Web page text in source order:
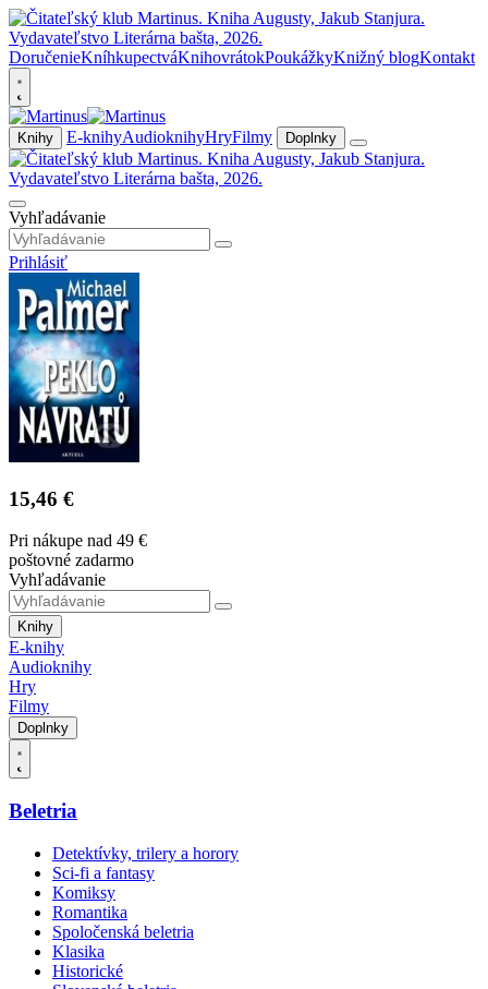
DoručenieKníhkupectváKnihovrátokPoukážkyKnižný blogKontakt
Knihy E-knihyAudioknihyHryFilmy Doplnky
Vyhľadávanie
Prihlásiť
15,46 €
Pri nákupe nad 49 €
poštovné zadarmo
Vyhľadávanie
Knihy
E-knihy
Audioknihy
Hry
Filmy
Doplnky
Beletria
Detektívky, trilery a horory
Sci-fi a fantasy
Komiksy
Romantika
Spoločenská beletria
Klasika
Historické